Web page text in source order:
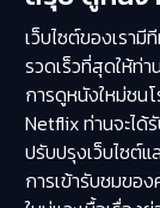
เว็บไซต์ของเรา
รวดเร็วที่สุดให้ท่
การดูหนังใหม่ชน
Netflix ท่านจะได้
ปรับปรุงเว็บไซต์แ
การเข้ารับชมขอ